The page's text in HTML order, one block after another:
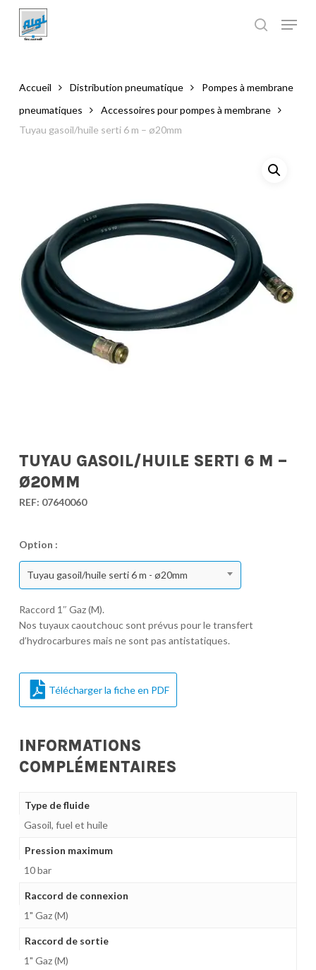
main
Accueil Distribution pneumatique
Pompes à membrane
pneumatiques
Accessoires pour pompes à membrane
Tuyau gasoil/huile serti 6 m – ø20mm
TUYAU GASOIL/HUILE SERTI 6 M –
Ø20MM
REF: 07640060
Option :
Tuyau gasoil/huile serti 6 m - ø20mm
Raccord 1″ Gaz (M).
Nos tuyaux caoutchouc sont prévus pour le transfert
d’hydrocarbures mais ne sont pas antistatiques.
Télécharger la fiche en PDF
INFORMATIONS
COMPLÉMENTAIRES
Type de fluide
Gasoil, fuel et huile
Pression maximum
10 bar
Raccord de connexion
1" Gaz (M)
Raccord de sortie
1" Gaz (M)